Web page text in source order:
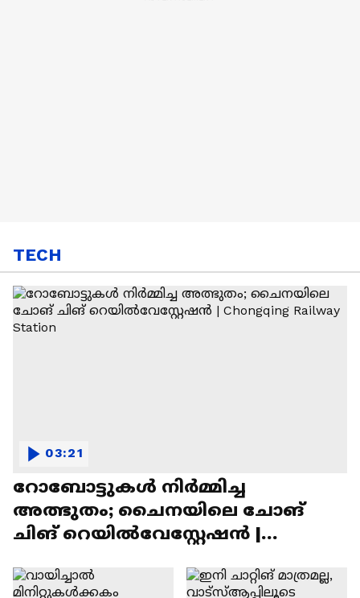
TECH
റോബോട്ടുകൾ നിർമ്മിച്ച
അത്ഭുതം; ചൈനയിലെ ചോങ്
ചിങ് റെയിൽവേസ്റ്റേഷൻ |
03:21